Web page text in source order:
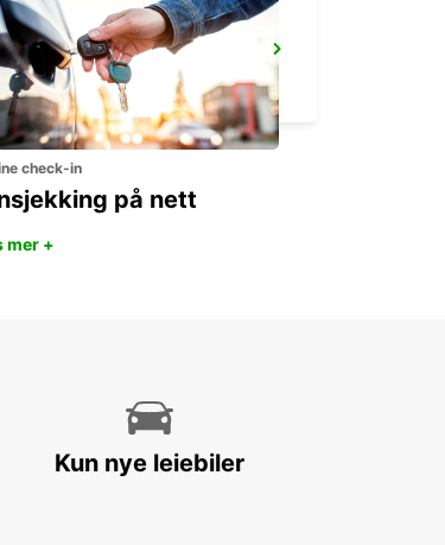
AIRPORT
FORT LAUDERDALE - UNITED STATES OF AMERICA
check-in
på nett
mer +
Kun nye leiebiler